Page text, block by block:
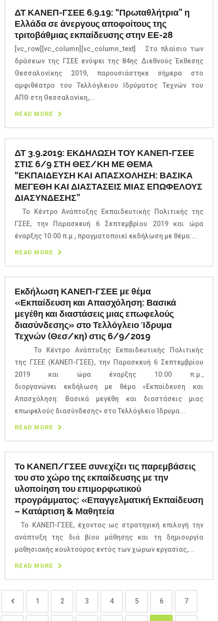
ΔΤ ΚΑΝΕΠ-ΓΣΕΕ 6.9.19: “Πρωταθλήτρια” η
Ελλάδα σε άνεργους αποφοίτους της
τριτοβάθμιας εκπαίδευσης στην ΕΕ-28
[vc_row][vc_column][vc_column_text] Στο πλαίσιο των
δράσεων της ΓΣΕΕ ενόψει της 84ης Διεθνούς Έκθεσης
Θεσσαλονίκης 2019, παρουσιάστηκε σήμερα στο
αμφιθέατρο του Τελλόγλειου Ιδρύματος Τεχνών του
ΑΠΘ στη Θεσσαλονίκη,...
READ MORE
ΔΤ 3.9.2019: ΕΚΔΗΛΩΣΗ ΤΟΥ ΚΑΝΕΠ-ΓΣΕΕ
ΣΤΙΣ 6/9 ΣΤΗ ΘΕΣ/ΚΗ ΜΕ ΘΕΜΑ
“ΕΚΠΑΙΔΕΥΣΗ ΚΑΙ ΑΠΑΣΧΟΛΗΣΗ: ΒΑΣΙΚΑ
ΜΕΓΕΘΗ ΚΑΙ ΔΙΑΣΤΑΣΕΙΣ ΜΙΑΣ ΕΠΩΦΕΛΟΥΣ
ΔΙΑΣΥΝΔΕΣΗΣ”
Το Κέντρο Ανάπτυξης Εκπαιδευτικής Πολιτικής της
ΓΣΕΕ, την Παρασκευή 6 Σεπτεμβρίου 2019 και ώρα
έναρξης 10:00 π.μ., πραγματοποιεί εκδήλωση με θέμα:...
READ MORE
Εκδήλωση ΚΑΝΕΠ-ΓΣΕΕ με θέμα
«Εκπαίδευση και Απασχόληση: Βασικά
μεγέθη και διαστάσεις μιας επωφελούς
διασύνδεσης» στο Τελλόγλειο Ίδρυμα
Τεχνών (Θεσ/κη) στις 6/9/2019
Το Κέντρο Ανάπτυξης Εκπαιδευτικής Πολιτικής
της ΓΣΕΕ (ΚΑΝΕΠ-ΓΣΕΕ), την Παρασκευή 6 Σεπτεμβρίου
2019 και ώρα έναρξης 10:00 π.μ.,
διοργανώνει εκδήλωση με θέμα «Εκπαίδευση και
Απασχόληση: Βασικά μεγέθη και διαστάσεις μιας
επωφελούς διασύνδεσης» στο Τελλόγλειο Ίδρυμα...
READ MORE
Το ΚΑΝΕΠ/ΓΣΕΕ συνεχίζει τις παρεμβάσεις
του στο χώρο της εκπαίδευσης με την
υλοποίηση του επιμορφωτικού
προγράμματος: «Επαγγελματική Εκπαίδευση
– Κατάρτιση & Μαθητεία
Το ΚΑΝΕΠ-ΓΣΕΕ, έχοντας ως στρατηγική επιλογή την
ανάπτυξη της διά βίου μάθησης και τη δημιουργία
μαθησιακής κουλτούρας εντός των χώρων εργασίας,...
READ MORE
1 2 3 4 5 6 7